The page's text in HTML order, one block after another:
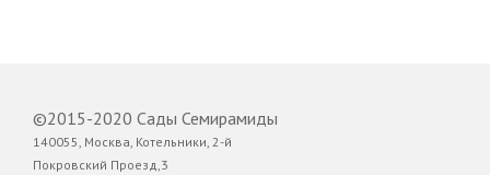
©2015-2020 Сады Семирамиды
140055, Москва, Котельники, 2-й
Покровский Проезд,3